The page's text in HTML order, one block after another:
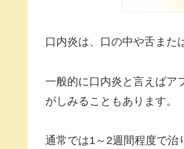
口内炎は、口の中や舌また
一般的に口内炎と言えばア
がしみることもあります。
通常では1～2週間程度で治